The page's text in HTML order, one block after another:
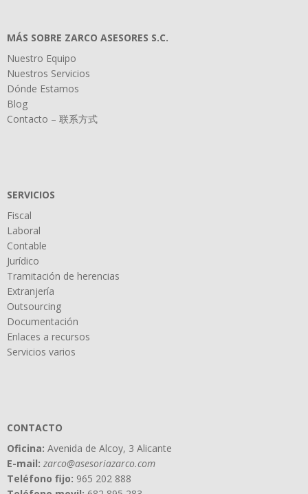
MÁS SOBRE ZARCO ASESORES S.C.
Nuestro Equipo
Nuestros Servicios
Dónde Estamos
Blog
Contacto – 联系方式
SERVICIOS
Fiscal
Laboral
Contable
Jurídico
Tramitación de herencias
Extranjería
Outsourcing
Documentación
Enlaces a recursos
Servicios varios
CONTACTO
Oficina: Avenida de Alcoy, 3 Alicante
E-mail: zarco@asesoriazarco.com
Teléfono fijo: 965 202 888